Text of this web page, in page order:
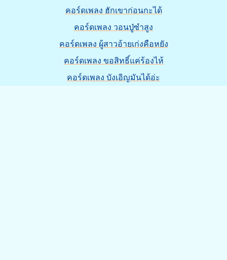
คอร์ดเพลง ฮักเขาก่อนกะได้
คอร์ดเพลง วอนปู่ซำสูง
คอร์ดเพลง ผู้สาวอ้ายเก่งคือหยัง
คอร์ดเพลง ขอสิทธิ์แค่ร้องไห้
คอร์ดเพลง บังเอิญมันได้อ่ะ